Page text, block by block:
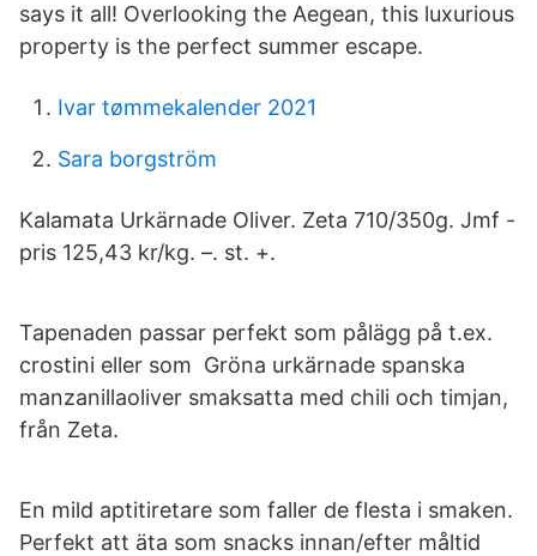
says it all! Overlooking the Aegean, this luxurious
property is the perfect summer escape.
Ivar tømmekalender 2021
Sara borgström
Kalamata Urkärnade Oliver. Zeta 710/350g. Jmf -
pris 125,43 kr/kg. –. st. +.
Tapenaden passar perfekt som pålägg på t.ex.
crostini eller som Gröna urkärnade spanska
manzanillaoliver smaksatta med chili och timjan,
från Zeta.
En mild aptitiretare som faller de flesta i smaken.
Perfekt att äta som snacks innan/efter måltid